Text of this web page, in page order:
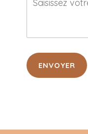
ENVOYER